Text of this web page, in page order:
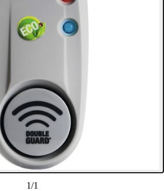
1/1